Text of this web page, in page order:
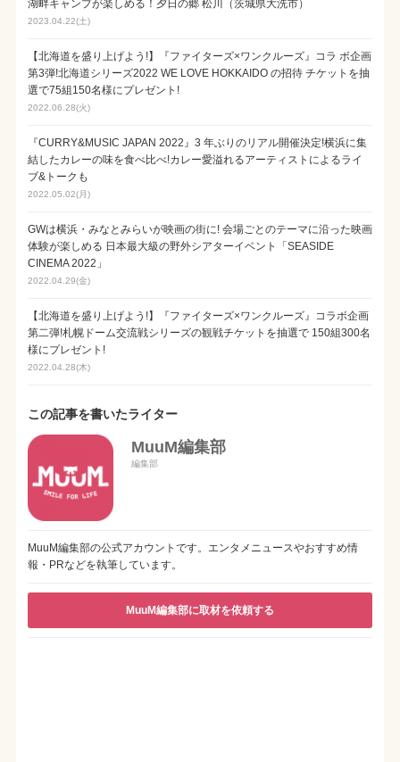
湖畔キャンプが楽しめる！夕日の郷 松川（茨城県大洗市）
2023.04.22(土)
【北海道を盛り上げよう!】『ファイターズ×ワンクルーズ』コラ ボ企画
第3弾!北海道シリーズ2022 WE LOVE HOKKAIDO の招待 チケットを抽
選で75組150名様にプレゼント!
2022.06.28(火)
『CURRY&MUSIC JAPAN 2022』3 年ぶりのリアル開催決定!横浜に集
結したカレーの味を食べ比べ!カレー愛溢れるアーティストによるライ
ブ&トークも
2022.05.02(月)
GWは横浜・みなとみらいが映画の街に! 会場ごとのテーマに沿った映画
体験が楽しめる 日本最大級の野外シアターイベント「SEASIDE
CINEMA 2022」
2022.04.29(金)
【北海道を盛り上げよう!】『ファイターズ×ワンクルーズ』コラボ企画
第二弾!札幌ドーム交流戦シリーズの観戦チケットを抽選で 150組300名
様にプレゼント!
2022.04.28(木)
この記事を書いたライター
MuuM編集部
編集部
MuuM編集部の公式アカウントです。エンタメニュースやおすすめ情
報・PRなどを執筆しています。
MuuM編集部に取材を依頼する